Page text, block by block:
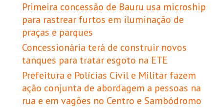
Primeira concessão de Bauru usa microship
para rastrear furtos em iluminação de
praças e parques
Concessionária terá de construir novos
tanques para tratar esgoto na ETE
Prefeitura e Polícias Civil e Militar fazem
ação conjunta de abordagem a pessoas na
rua e em vagões no Centro e Sambódromo